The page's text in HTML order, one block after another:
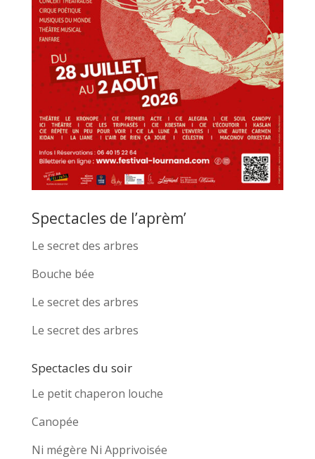
Spectacles de l’aprèm’
Le secret des arbres
Bouche bée
Le secret des arbres
Le secret des arbres
Spectacles du soir
Le petit chaperon louche
Canopée
Ni mégère Ni Apprivoisée